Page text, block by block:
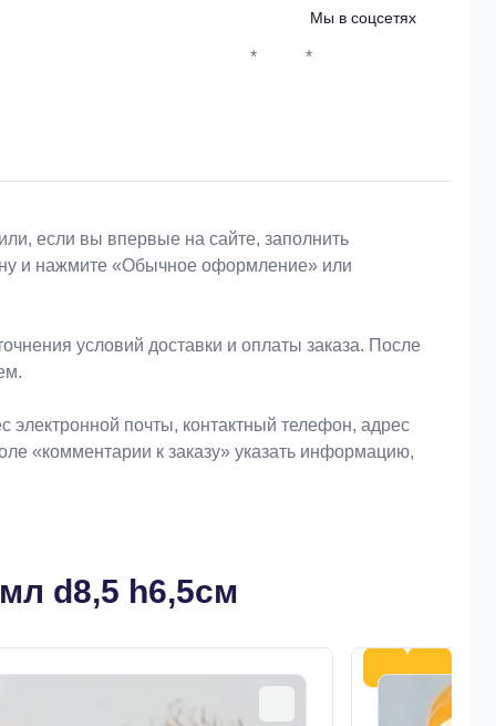
Мы в соцсетях
* *
если вы впервые на сайте, заполнить
и нажмите «Обычное оформление» или
условий доставки и оплаты заказа. После
почты, контактный телефон, адрес
«комментарии к заказу» указать информацию,
d8,5 h6,5см